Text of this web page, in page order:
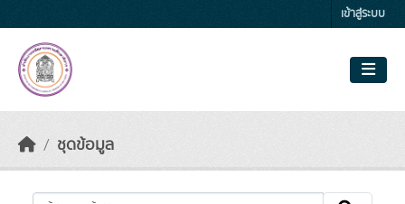
เข้าสู่ระบบ
ชุดข้อมูล